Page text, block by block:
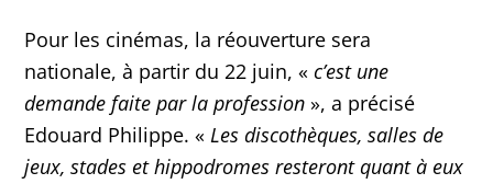
Pour les cinémas, la réouverture sera
nationale, à partir du 22 juin, «c’est une
demande faite par la profession », a précisé
Edouard Philippe. «Les discothèques, salles de
jeux, stades et hippodromes resteront quant à eux